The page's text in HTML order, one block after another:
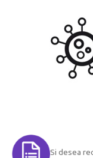
Si desea